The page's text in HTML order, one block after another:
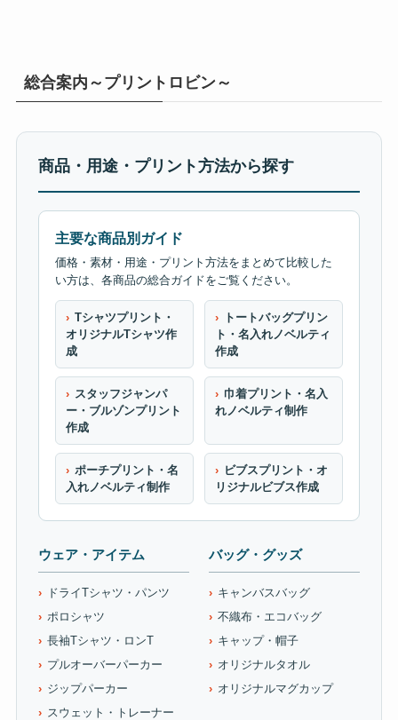
総合案内～プリントロビン～
商品・用途・プリント方法から探す
主要な商品別ガイド
価格・素材・用途・プリント方法をまとめて比較した
い方は、各商品の総合ガイドをご覧ください。
Tシャツプリント・
オリジナルTシャツ作
成
トートバッグプリン
ト・名入れノベルティ
作成
スタッフジャンパ
ー・ブルゾンプリント
作成
巾着プリント・名入
れノベルティ制作
ポーチプリント・名
入れノベルティ制作
ビブスプリント・オ
リジナルビブス作成
ウェア・アイテム
ドライTシャツ・パンツ
ポロシャツ
長袖Tシャツ・ロンT
プルオーバーパーカー
ジップパーカー
スウェット・トレーナー
バッグ・グッズ
キャンバスバッグ
不織布・エコバッグ
キャップ・帽子
オリジナルタオル
オリジナルマグカップ